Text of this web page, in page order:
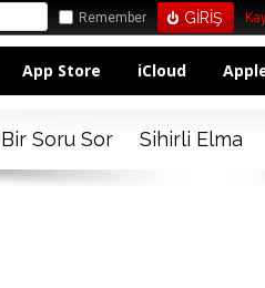
Remember
App Store iCloud
Bir Soru Sor Sihirli Elma